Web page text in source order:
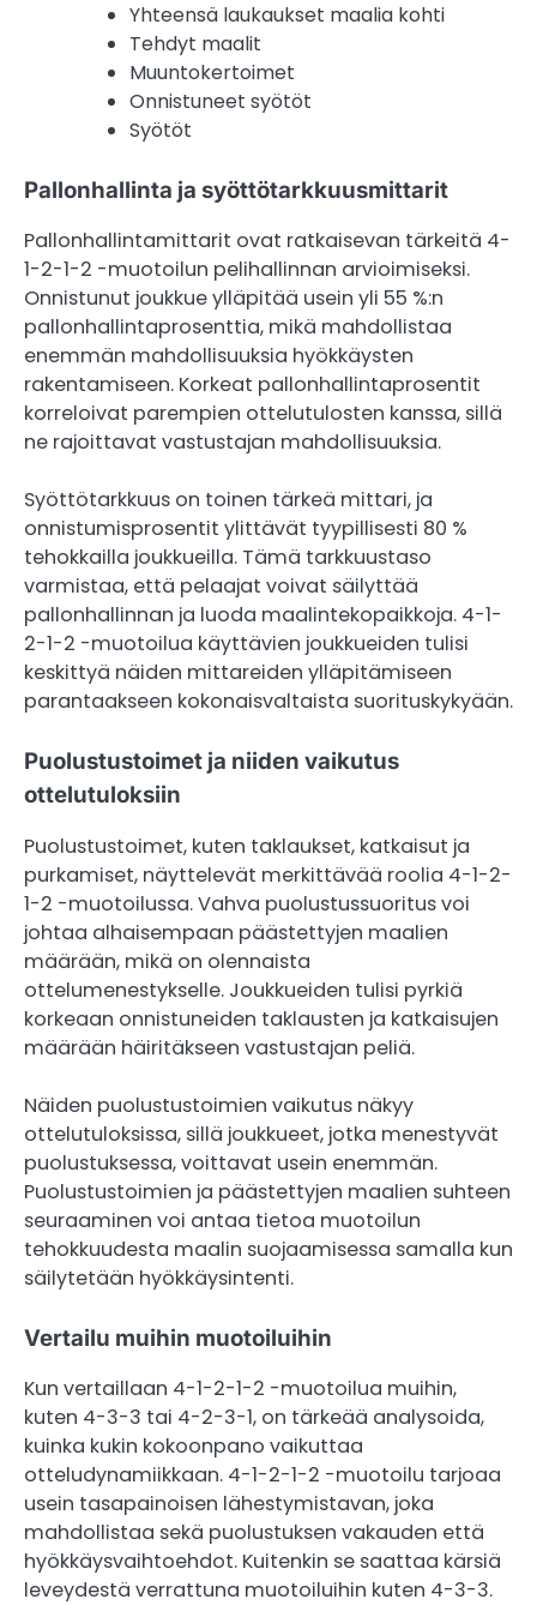
Yhteensä laukaukset maalia kohti
Tehdyt maalit
Muuntokertoimet
Onnistuneet syötöt
Syötöt
Pallonhallinta ja syöttötarkkuusmittarit
Pallonhallintamittarit ovat ratkaisevan tärkeitä 4-
1-2-1-2 -muotoilun pelihallinnan arvioimiseksi.
Onnistunut joukkue ylläpitää usein yli 55 %:n
pallonhallintaprosenttia, mikä mahdollistaa
enemmän mahdollisuuksia hyökkäysten
rakentamiseen. Korkeat pallonhallintaprosentit
korreloivat parempien ottelutulosten kanssa, sillä
ne rajoittavat vastustajan mahdollisuuksia.
Syöttötarkkuus on toinen tärkeä mittari, ja
onnistumisprosentit ylittävät tyypillisesti 80 %
tehokkailla joukkueilla. Tämä tarkkuustaso
varmistaa, että pelaajat voivat säilyttää
pallonhallinnan ja luoda maalintekopaikkoja. 4-1-
2-1-2 -muotoilua käyttävien joukkueiden tulisi
keskittyä näiden mittareiden ylläpitämiseen
parantaakseen kokonaisvaltaista suorituskykyään.
Puolustustoimet ja niiden vaikutus
ottelutuloksiin
Puolustustoimet, kuten taklaukset, katkaisut ja
purkamiset, näyttelevät merkittävää roolia 4-1-2-
1-2 -muotoilussa. Vahva puolustussuoritus voi
johtaa alhaisempaan päästettyjen maalien
määrään, mikä on olennaista
ottelumenestykselle. Joukkueiden tulisi pyrkiä
korkeaan onnistuneiden taklausten ja katkaisujen
määrään häiritäkseen vastustajan peliä.
Näiden puolustustoimien vaikutus näkyy
ottelutuloksissa, sillä joukkueet, jotka menestyvät
puolustuksessa, voittavat usein enemmän.
Puolustustoimien ja päästettyjen maalien suhteen
seuraaminen voi antaa tietoa muotoilun
tehokkuudesta maalin suojaamisessa samalla kun
säilytetään hyökkäysintenti.
Vertailu muihin muotoiluihin
Kun vertaillaan 4-1-2-1-2 -muotoilua muihin,
kuten 4-3-3 tai 4-2-3-1, on tärkeää analysoida,
kuinka kukin kokoonpano vaikuttaa
otteludynamiikkaan. 4-1-2-1-2 -muotoilu tarjoaa
usein tasapainoisen lähestymistavan, joka
mahdollistaa sekä puolustuksen vakauden että
hyökkäysvaihtoehdot. Kuitenkin se saattaa kärsiä
leveydestä verrattuna muotoiluihin kuten 4-3-3.